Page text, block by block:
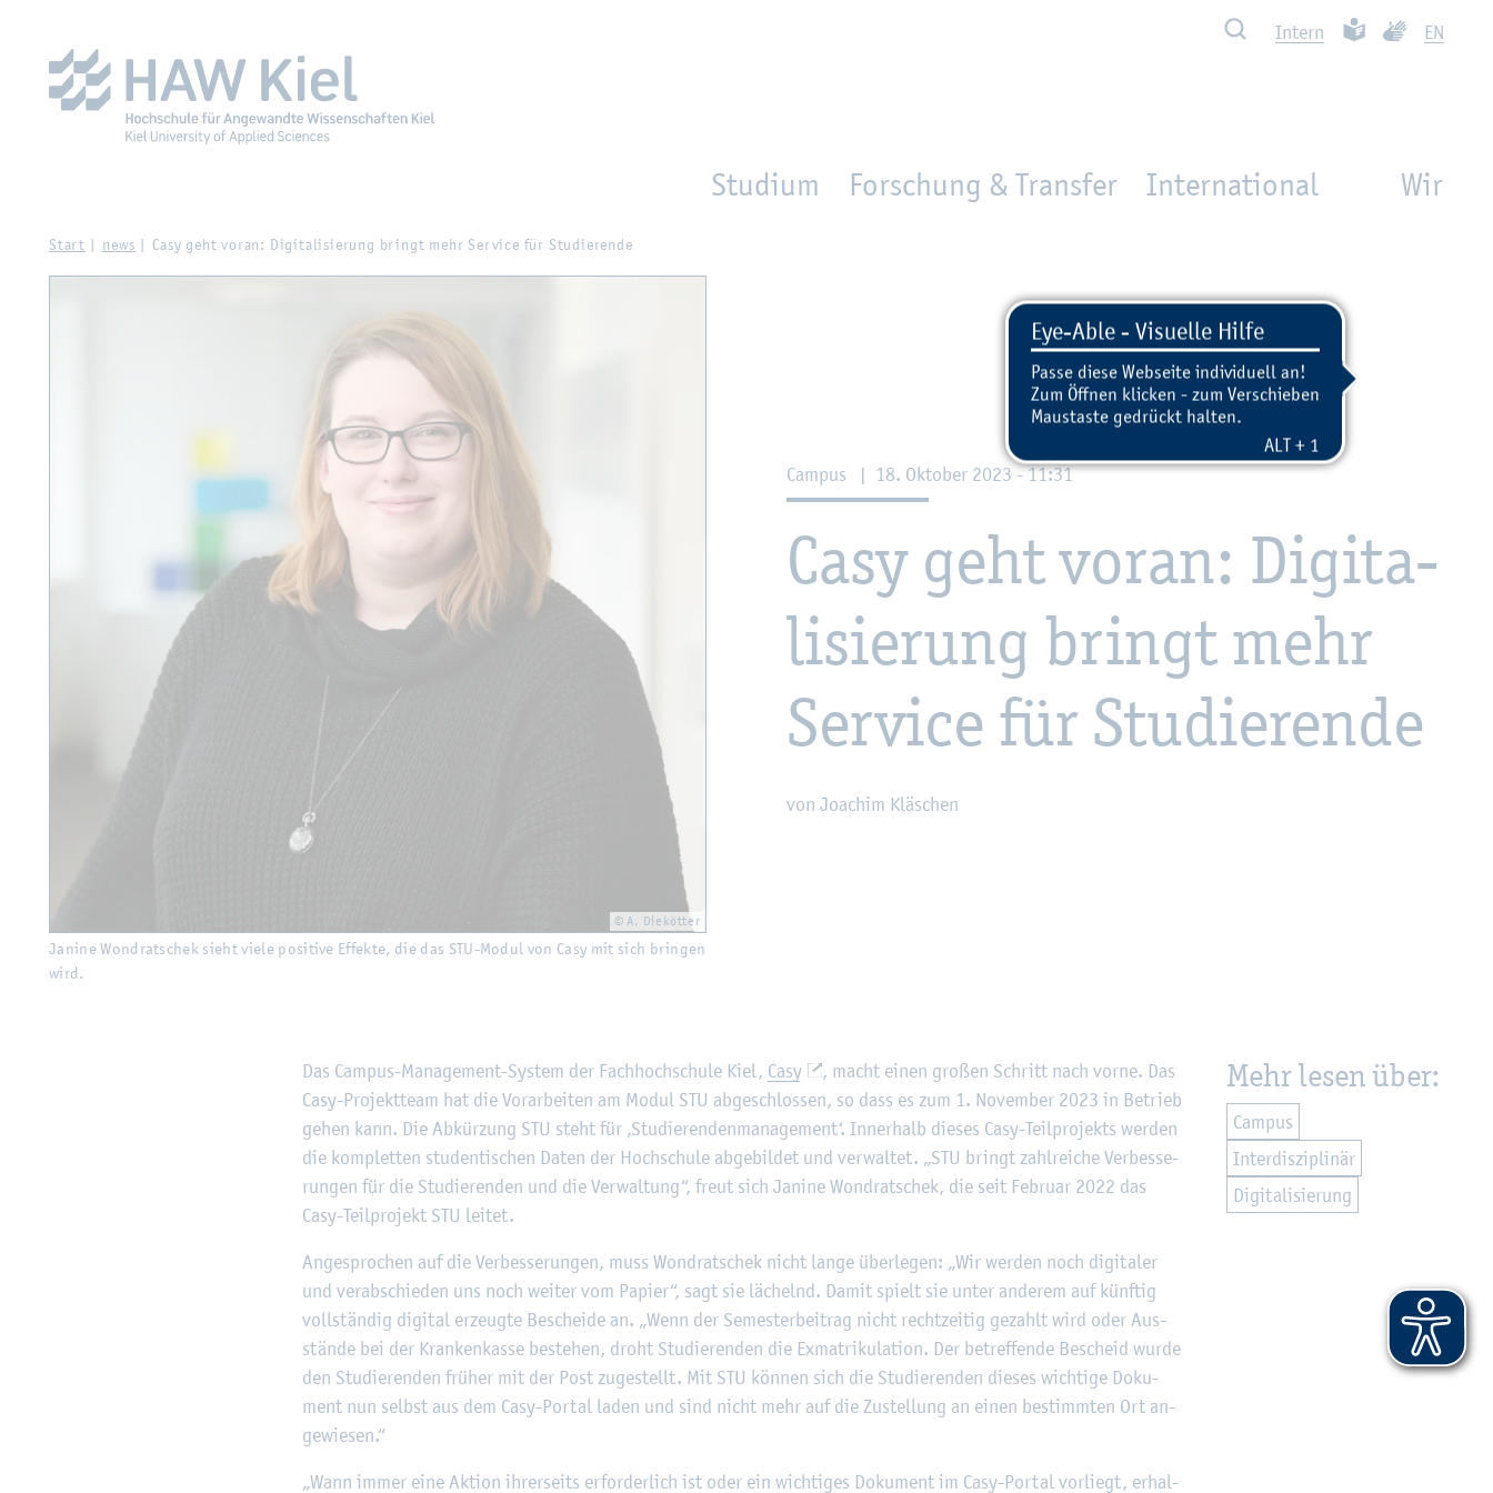
Such­ben In­tern Leich­te Spra­che
EN
Studium Forschung & Transfer International Wir
Start news Casy geht voran: Di­gi­ta­li­sie­rung bringt mehr Ser­vice für Stu­die­ren­de
© A. Die­köt­ter
Ja­ni­ne Wond­rat­schek sieht viele po­si­ti­ve Ef­fek­te, die das STU-Modul von Casy mit sich brin­gen
wird.
Cam­pus | 18. Ok­to­ber 2023 - 11:31
Casy geht voran: Di­gi­ta­
li­sie­rung bringt mehr
Ser­vice für Stu­die­ren­de
von Joa­chim Kläschen
Das Cam­pus-Ma­nage­ment-Sys­tem der Fach­hoch­schu­le Kiel, Casy
, macht einen gro­ßen Schritt nach vorne. Das
Casy-Pro­jekt­team hat die Vor­ar­bei­ten am Modul STU ab­ge­schlos­sen, so dass es zum 1. No­vem­ber 2023 in Be­trieb
gehen kann. Die Ab­kür­zung STU steht für ‚Stu­die­ren­den­ma­nage­ment‘. In­ner­halb die­ses Casy-Teil­pro­jekts wer­den
die kom­plet­ten stu­den­ti­schen Daten der Hoch­schu­le ab­ge­bil­det und ver­wal­tet. „STU bringt zahl­rei­che Ver­bes­se­
run­gen für die Stu­die­ren­den und die Ver­wal­tung“, freut sich Ja­ni­ne Wond­rat­schek, die seit Fe­bru­ar 2022 das
Casy-Teil­pro­jekt STU lei­tet.
An­ge­spro­chen auf die Ver­bes­se­run­gen, muss Wond­rat­schek nicht lange über­le­gen: „Wir wer­den noch di­gi­ta­ler
und ver­ab­schie­den uns noch wei­ter vom Pa­pier“, sagt sie lä­chelnd. Damit spielt sie unter an­de­rem auf künf­tig
voll­stän­dig di­gi­tal er­zeug­te Be­schei­de an. „Wenn der Se­mes­ter­bei­trag nicht recht­zei­tig ge­zahlt wird oder Aus­
stän­de bei der Kran­ken­kas­se be­stehen, droht Stu­die­ren­den die Ex­ma­tri­ku­la­ti­on. Der be­tref­fen­de Be­scheid wurde
den Stu­die­ren­den frü­her mit der Post zu­ge­stellt. Mit STU kön­nen sich die Stu­die­ren­den die­ses wich­ti­ge Do­ku­
ment nun selbst aus dem Casy-Por­tal laden und sind nicht mehr auf die Zu­stel­lung an einen be­stimm­ten Ort an­
ge­wie­sen.“
„Wann immer eine Ak­ti­on ih­rer­seits er­for­der­lich ist oder ein wich­ti­ges Do­ku­ment im Casy-Por­tal vor­liegt, er­hal­
© Fach­hoch­schu­le Kiel Mehr lesen über:
Cam­pus
In­ter­dis­zi­pli­när
Di­gi­ta­li­sie­rung